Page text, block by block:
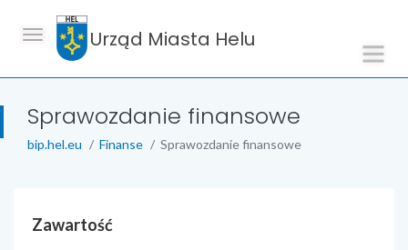
Urząd Miasta Helu
Sprawozdanie finansowe
bip.hel.eu Finanse Sprawozdanie finansowe
Zawartość